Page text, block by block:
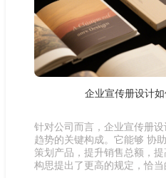
企业宣传册设计
针对公司而言，企业宣传册
趋势的关键构成。它能够 协
策划产品，提升销售总额，
构思提出了更高的规定，恰当